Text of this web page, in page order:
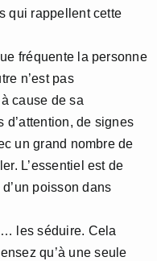
qui rappellent cette
fréquente la personne
n’est pas
cause de sa
d’attention, de signes
un grand nombre de
L’essentiel est de
poisson dans
… les séduire. Cela
qu’à une seule